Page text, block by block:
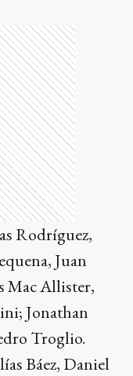
Rodríguez,
Juan
Mac Allister,
Jonathan
Troglio.
Báez, Daniel